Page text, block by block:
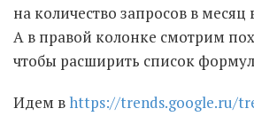
на количество запросов в месяц
А в правой колонке смотрим
чтобы расширить список
Идем вhttps://trends.google.ru/